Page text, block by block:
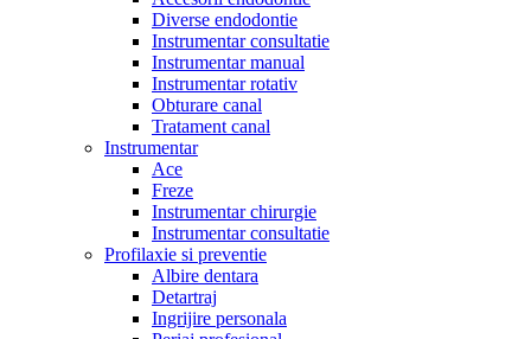
Diverse endodontie
Instrumentar consultatie
Instrumentar manual
Instrumentar rotativ
Obturare canal
Tratament canal
Instrumentar
Ace
Freze
Instrumentar chirurgie
Instrumentar consultatie
Profilaxie si preventie
Albire dentara
Detartraj
Ingrijire personala